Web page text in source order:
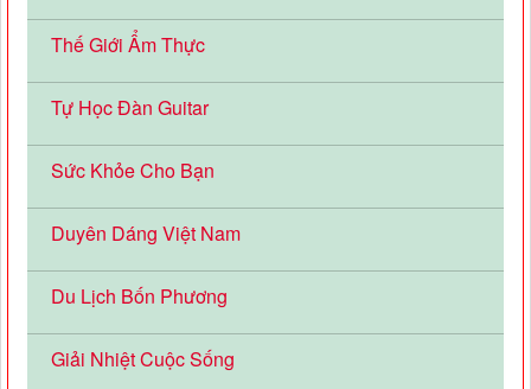
Thế Giới Ẩm Thực
Tự Học Đàn Guitar
Sức Khỏe Cho Bạn
Duyên Dáng Việt Nam
Du Lịch Bốn Phương
Giải Nhiệt Cuộc Sống